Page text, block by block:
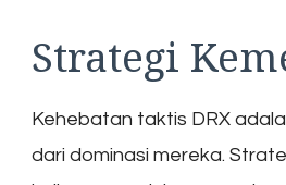
Strategi
Kehebatan taktis DRX
dari dominasi mereka.